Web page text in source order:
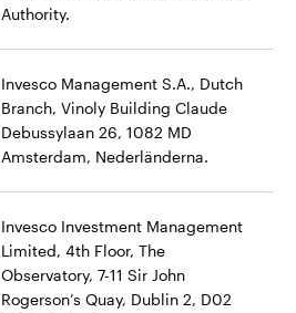
Authority.
Invesco Management S.A., Dutch
Branch, Vinoly Building Claude
Debussylaan 26, 1082 MD
Amsterdam, Nederländerna.
Invesco Investment Management
Limited, 4th Floor, The
Observatory, 7-11 Sir John
Rogerson’s Quay, Dublin 2, D02